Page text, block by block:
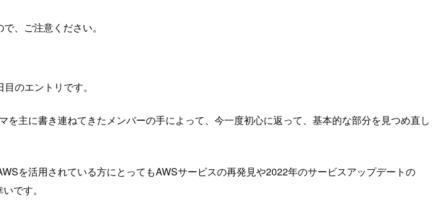
、ご注意ください。
のエントリです。
主に書き連ねてきたメンバーの手によって、今一度初心に返って、基本的な部分を見つめ直し
を活用されている方にとってもAWSサービスの再発見や2022年のサービスアップデートの
です。